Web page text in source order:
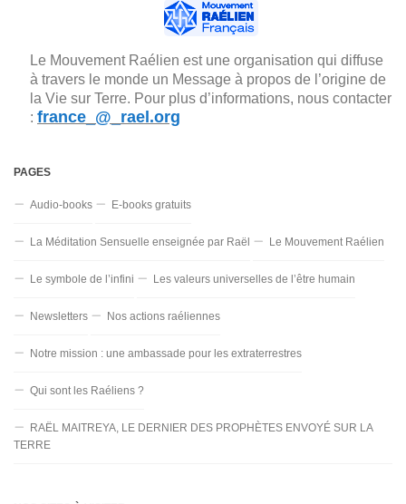
Le Mouvement Raélien est une organisation qui diffuse
à travers le monde un Message à propos de l’origine de
la Vie sur Terre. Pour plus d’informations, nous contacter
: france_@_rael.org
PAGES
Audio-books E-books gratuits
La Méditation Sensuelle enseignée par Raël Le Mouvement Raélien
Le symbole de l’infini Les valeurs universelles de l’être humain
Newsletters Nos actions raéliennes
Notre mission : une ambassade pour les extraterrestres
Qui sont les Raéliens ?
RAËL MAITREYA, LE DERNIER DES PROPHÈTES ENVOYÉ SUR LA
TERRE